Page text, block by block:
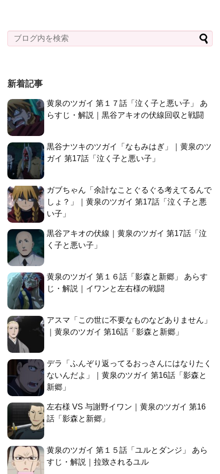
らすじ・解説｜黒谷アキオの伏線回収と戦闘
ガブちゃん「余計なことぐるぐる考えてるんで
しょ？」｜黄泉のツガイ 第17話「泣く子と悪
黒谷アキオの伏線｜黄泉のツガイ 第17話「泣
黄泉のツガイ 第１６話「影森と新郷」 あらす
じ・解説｜イワンと左右様の戦闘
アスマ「この世に不要なものなどありません」
｜黄泉のツガイ 第16話「影森と新郷」
デラ「ふんぞり返ってるおっさんにはなりたく
ないんだよ」｜黄泉のツガイ 第16話「影森と
左右様 VS 与謝野イワン｜黄泉のツガイ 第16
話「影森と新郷」
黄泉のツガイ 第１５話「ユルとダンジ」 あら
すじ・解説｜拉致されるユル
アスマのツガイ「金烏玉兎」｜黄泉のツガイ
第15話「ユルとダンジ」
黒谷四姉弟（ナツキ・フユキ・ハルオ・アキ
オ）｜黄泉のツガイ 第15話「ユルとダンジ」